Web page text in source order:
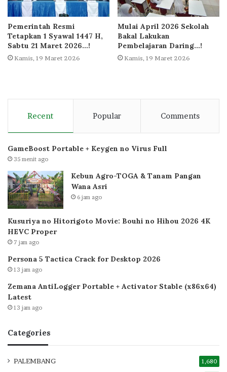
Pemerintah Resmi
Tetapkan 1 Syawal 1447 H,
Sabtu 21 Maret 2026…!
Kamis, 19 Maret 2026
Mulai April 2026 Sekolah
Bakal Lakukan
Pembelajaran Daring…!
Kamis, 19 Maret 2026
Recent Popular Comments
GameBoost Portable + Keygen no Virus Full
35 menit ago
Kebun Agro-TOGA & Tanam Pangan
Wana Asri
6 jam ago
Kusuriya no Hitorigoto Movie: Bouhi no Hihou 2026 4K
HEVC Proper
7 jam ago
Persona 5 Tactica Crack for Desktop 2026
13 jam ago
Zemana AntiLogger Portable + Activator Stable (x86x64)
Latest
13 jam ago
Categories
PALEMBANG 1,680